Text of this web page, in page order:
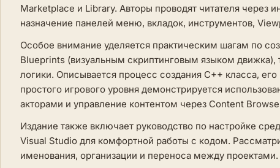
Marketplace и Library. Авторы проводят читателя через
назначение панелей меню, вкладок, инструментов,
Особое внимание уделяется практическим шагам по
Blueprints (визуальным скриптинговым языком
логики. Описывается процесс создания C++ класса,
простого игрового уровня демонстрируется
акторами и управление контентом через Content
Издание также включает руководство по настройке
Visual Studio для комфортной работы с кодом.
именования, организации и переноса между проектами.